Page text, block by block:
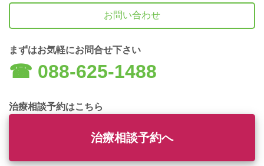
お問い合わせ
まずはお気軽にお問合せ下さい
☎︎ 088-625-1488
治療相談予約はこちら
治療相談予約へ